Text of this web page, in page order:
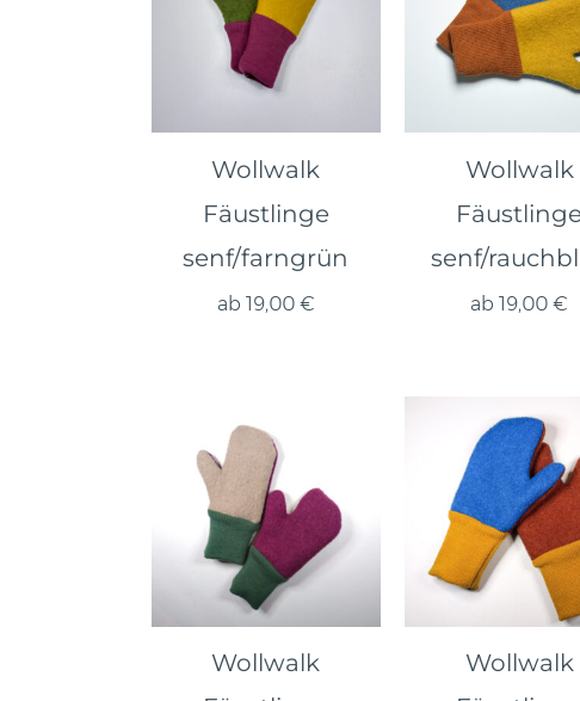
Wollwalk
Fäustlinge
senf/farngrün
ab 19,00 €
Wollwalk
Fäustlinge
senf/
ab19,00€
Wollwalk
Wollwalk